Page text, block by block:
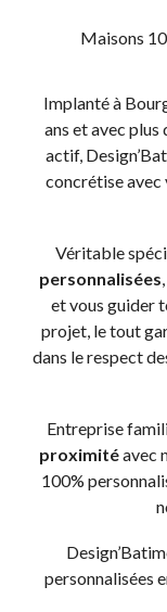
Maisons
Implanté à
ans et avec plus
actif,
concrétise avec
Véritable
personnalisées
et vous guider
projet, le tout
dans le respect
Entreprise
proximitéavec
100%
personnalisées